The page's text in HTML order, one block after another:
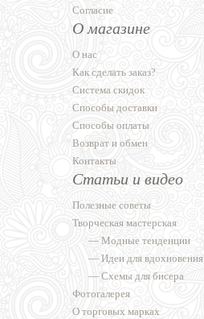
Согласие
О магазине
О нас
Как сделать заказ?
Система скидок
Способы доставки
Способы оплаты
Возврат и обмен
Контакты
Статьи и видео
Полезные советы
Творческая мастерская
— Модные тенденции
— Идеи для вдохновения
— Схемы для бисера
Фотогалерея
О торговых марках